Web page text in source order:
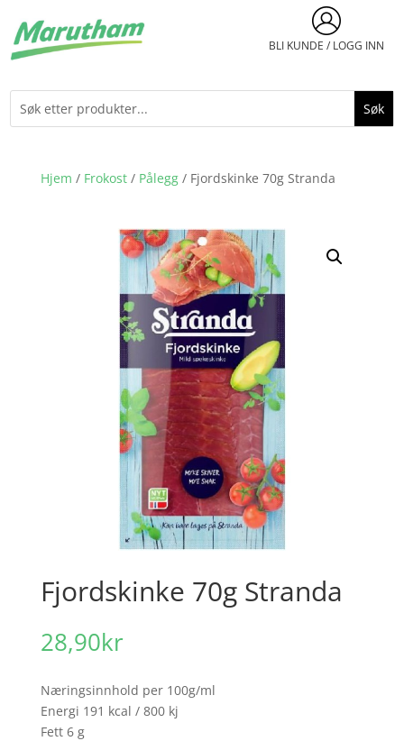
BLI KUNDE / LOGG INN
Hjem / Frokost/ Pålegg/ Fjordskinke 70g Stranda
Fjordskinke 70g Stranda
28,90kr
Næringsinnhold per 100g/ml
Energi 191 kcal / 800 kj
Fett 6 g